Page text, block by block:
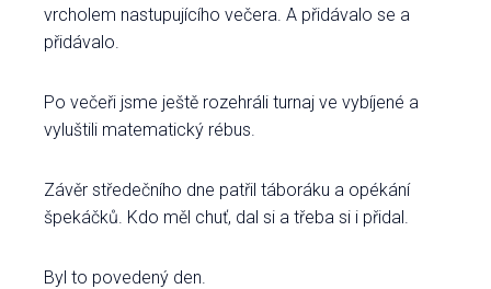
vrcholem nastupujícího večera. A přidávalo se a
přidávalo.
Po večeři jsme ještě rozehráli turnaj ve vybíjené a
vyluštili matematický rébus.
Závěr středečního dne patřil táboráku a opékání
špekáčků. Kdo měl chuť, dal si a třeba si i přidal.
Byl to povedený den.